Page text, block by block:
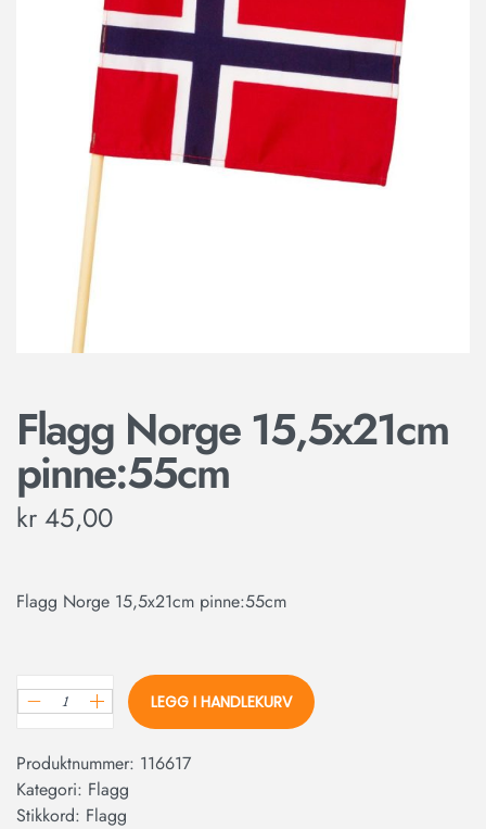
Flagg Norge 15,5x21cm
pinne:55cm
kr 45,00
Flagg Norge 15,5x21cm pinne:55cm
LEGG I HANDLEKURV
Produktnummer: 116617
Kategori: Flagg
Stikkord: Flagg